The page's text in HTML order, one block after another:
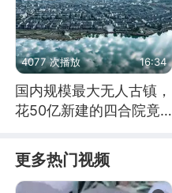
4077 次播放 16:34
国内规模最大无人古镇，
花50亿新建的四合院竟
更多热门视频